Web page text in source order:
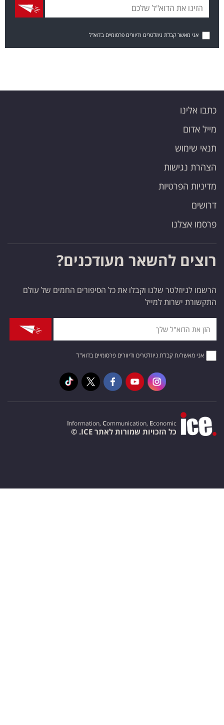
אני מאשר קבלת ניוזלטרים ודיוורים פרסומיים בדוא"ל
כתבו אלינו
מייל אדום
תנאי שימוש
הצהרת נגישות
מדיניות הפרטיות
דרושים
פרסמו אצלנו
רוצים להשאר מעודכנים?
הרשמו לניוזלטר שלנו וקבלו את כל הסיפורים החמים של עולם
התקשורת ישרות למייל
אני מאשר/ת קבלת ניוזלטרים ודיוורים פרסומיים בדוא"ל
Information, Communication, Economic
כל הזכויות שמורות לאתר ICE. ©